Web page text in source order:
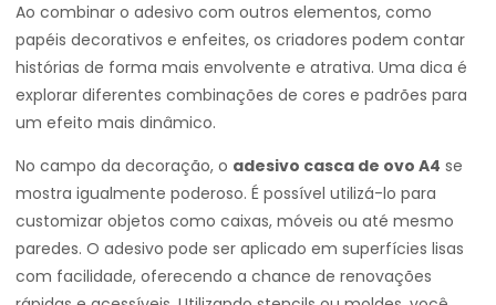
Ao combinar o adesivo com outros elementos, como
papéis decorativos e enfeites, os criadores podem contar
histórias de forma mais envolvente e atrativa. Uma dica é
explorar diferentes combinações de cores e padrões para
um efeito mais dinâmico.
No campo da decoração, o adesivo casca de ovo A4 se
mostra igualmente poderoso. É possível utilizá-lo para
customizar objetos como caixas, móveis ou até mesmo
paredes. O adesivo pode ser aplicado em superfícies lisas
com facilidade, oferecendo a chance de renovações